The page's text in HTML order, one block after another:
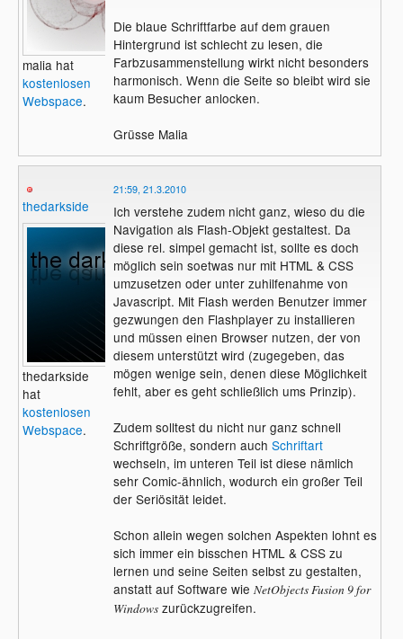
malia hat
kostenlosen
Webspace.
Die blaue Schriftfarbe auf dem grauen
Hintergrund ist schlecht zu lesen, die
Farbzusammenstellung wirkt nicht besonders
harmonisch. Wenn die Seite so bleibt wird sie
kaum Besucher anlocken.
Grüsse Malia
thedarkside
thedarkside
hat
kostenlosen
Webspace.
21:59, 21.3.2010
Ich verstehe zudem nicht ganz, wieso du die
Navigation als Flash-Objekt gestaltest. Da
diese rel. simpel gemacht ist, sollte es doch
möglich sein soetwas nur mit HTML & CSS
umzusetzen oder unter zuhilfenahme von
Javascript. Mit Flash werden Benutzer immer
gezwungen den Flashplayer zu installieren
und müssen einen Browser nutzen, der von
diesem unterstützt wird (zugegeben, das
mögen wenige sein, denen diese Möglichkeit
fehlt, aber es geht schließlich ums Prinzip).
Zudem solltest du nicht nur ganz schnell
Schriftgröße, sondern auch Schriftart
wechseln, im unteren Teil ist diese nämlich
sehr Comic-ähnlich, wodurch ein großer Teil
der Seriösität leidet.
Schon allein wegen solchen Aspekten lohnt es
sich immer ein bisschen HTML & CSS zu
lernen und seine Seiten selbst zu gestalten,
anstatt auf Software wie NetObjects Fusion 9 for
Windowszurückzugreifen.